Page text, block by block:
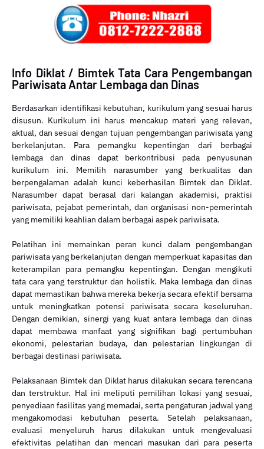
Info Diklat / Bimtek Tata Cara Pengembangan
Pariwisata Antar Lembaga dan Dinas
Berdasarkan identifikasi kebutuhan, kurikulum yang sesuai harus
disusun. Kurikulum ini harus mencakup materi yang relevan,
aktual, dan sesuai dengan tujuan pengembangan pariwisata yang
berkelanjutan. Para pemangku kepentingan dari berbagai
lembaga dan dinas dapat berkontribusi pada penyusunan
kurikulum ini. Memilih narasumber yang berkualitas dan
berpengalaman adalah kunci keberhasilan Bimtek dan Diklat.
Narasumber dapat berasal dari kalangan akademisi, praktisi
pariwisata, pejabat pemerintah, dan organisasi non-pemerintah
yang memiliki keahlian dalam berbagai aspek pariwisata.
Pelatihan ini memainkan peran kunci dalam pengembangan
pariwisata yang berkelanjutan dengan memperkuat kapasitas dan
keterampilan para pemangku kepentingan. Dengan mengikuti
tata cara yang terstruktur dan holistik. Maka lembaga dan dinas
dapat memastikan bahwa mereka bekerja secara efektif bersama
untuk meningkatkan potensi pariwisata secara keseluruhan.
Dengan demikian, sinergi yang kuat antara lembaga dan dinas
dapat membawa manfaat yang signifikan bagi pertumbuhan
ekonomi, pelestarian budaya, dan pelestarian lingkungan di
berbagai destinasi pariwisata.
Pelaksanaan Bimtek dan Diklat harus dilakukan secara terencana
dan terstruktur. Hal ini meliputi pemilihan lokasi yang sesuai,
penyediaan fasilitas yang memadai, serta pengaturan jadwal yang
mengakomodasi kebutuhan peserta. Setelah pelaksanaan,
evaluasi menyeluruh harus dilakukan untuk mengevaluasi
efektivitas pelatihan dan mencari masukan dari para peserta